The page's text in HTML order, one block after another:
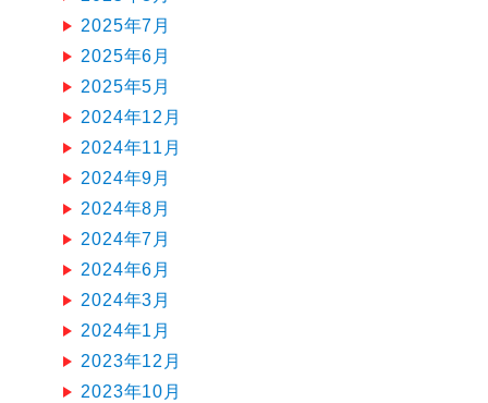
2025年7月
2025年6月
2025年5月
2024年12月
2024年11月
2024年9月
2024年8月
2024年7月
2024年6月
2024年3月
2024年1月
2023年12月
2023年10月